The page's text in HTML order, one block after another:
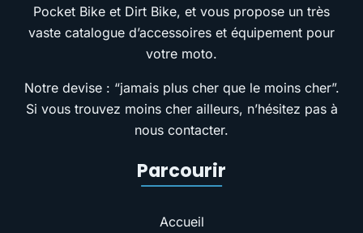
Pocket Bike et Dirt Bike, et vous propose un très
vaste catalogue d’accessoires et équipement pour
votre moto.
Notre devise : “jamais plus cher que le moins cher”.
Si vous trouvez moins cher ailleurs, n’hésitez pas à
nous contacter.
Parcourir
Accueil